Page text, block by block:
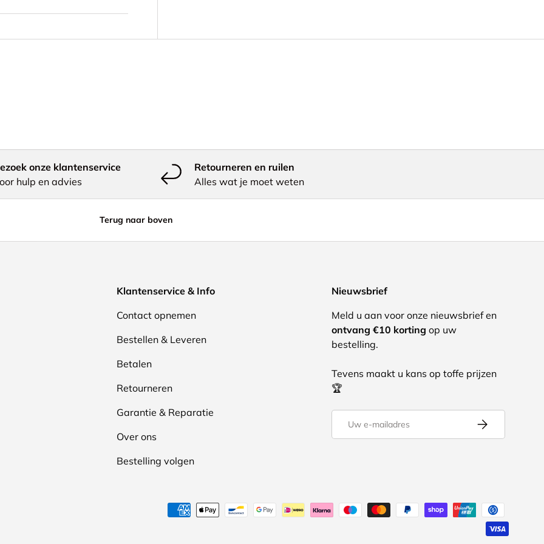
onze klantenservice
hulp en advies
Retourneren en ruilen
Alles wat je moet weten
Terug naar boven
Klantenservice & Info
Contact opnemen
Bestellen & Leveren
Betalen
Retourneren
Garantie & Reparatie
Over ons
Bestelling volgen
Nieuwsbrief
Meld u aan voor onze nieuwsbrief en
ontvang €10 korting op uw
bestelling.
Tevens maakt u kans op toffe prijzen
🏆
Abonneer
Geaccepteerde betaalmethoden